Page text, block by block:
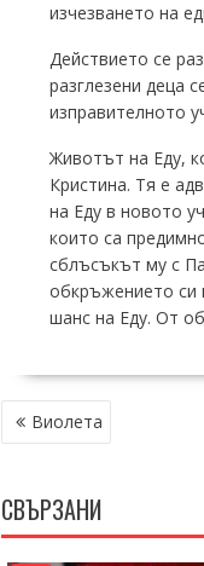
изчезването на
Действието се
разглезени деца
изправителното
Животът на Еду,
Кристина. Тя е
на Еду в новото
които са
сблъсъкът му с
обкръжението си
шанс на Еду. От
НАВИГАЦИЯ
Виолета
СВЪРЗАНИ